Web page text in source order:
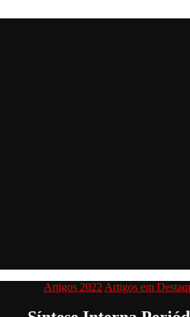
Categorias
Artigos 2022 Artigos em